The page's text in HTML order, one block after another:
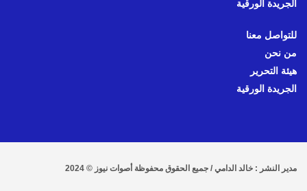
الجريدة الورقية
للتواصل معنا
من نحن
هيئة التحرير
الجريدة الورقية
مدير النشر : خالد الدامي / جميع الحقوق محفوظة أصوات نيوز © 2024